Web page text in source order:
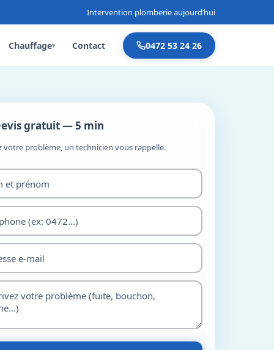
Intervention plomberie aujourd’hui
Chauffage▾ Contact 0472 53 24 26
gratuit — 5 min
votre problème, un technicien vous rappelle.